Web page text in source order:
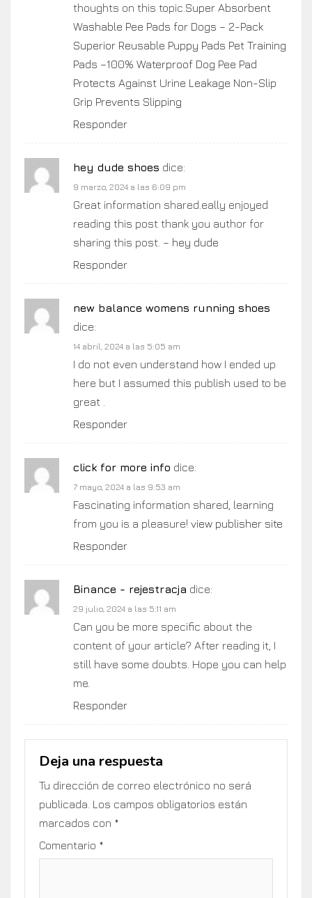
thoughts on this topic. Super Absorbent
Washable Pee Pads for Dogs – 2-Pack
Superior Reusable Puppy Pads Pet Training
Pads –100% Waterproof Dog Pee Pad
Protects Against Urine Leakage Non-Slip
Grip Prevents Slipping
Responder
hey dude shoes dice:
9 marzo, 2024 a las 6:09 pm
Great information shared.eally enjoyed
reading this post thank you author for
sharing this post. – hey dude
Responder
new balance womens running shoes
dice:
14 abril, 2024 a las 5:05 am
I do not even understand how I ended up
here but I assumed this publish used to be
great .
Responder
click for more info dice:
7 mayo, 2024 a las 9:53 am
Fascinating information shared, learning
from you is a pleasure! view publisher site
Responder
Binance - rejestracja dice:
29 julio, 2024 a las 5:11 am
Can you be more specific about the
content of your article? After reading it, I
still have some doubts. Hope you can help
me.
Responder
Deja una respuesta
Tu dirección de correo electrónico no será
publicada. Los campos obligatorios están
marcados con *
Comentario *